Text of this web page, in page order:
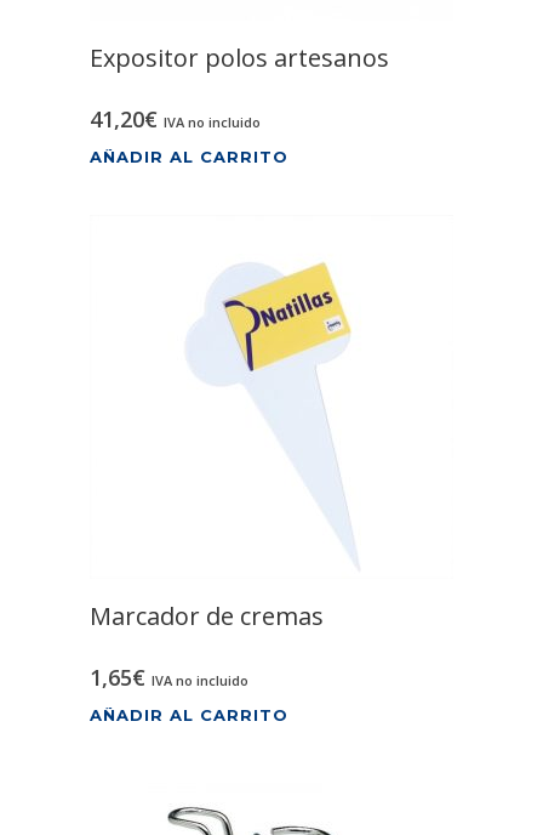
Expositor polos artesanos
41,20€ IVA no incluido
AÑADIR AL CARRITO
Marcador de cremas
1,65€ IVA no incluido
AÑADIR AL CARRITO